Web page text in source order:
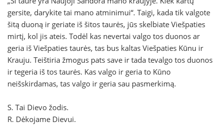
gersite, darykite tai mano atminimui“. Taigi, kada tik valgote
šitą duoną ir geriate iš šitos taurės, jūs skelbiate Viešpaties
mirtį, kol jis ateis. Todėl kas nevertai valgo tos duonos ar
geria iš Viešpaties taurės, tas bus kaltas Viešpaties Kūnu ir
Krauju. Teištiria žmogus pats save ir tada tevalgo tos duonos
ir tegeria iš tos taurės. Kas valgo ir geria to Kūno
neišskirdamas, tas valgo ir geria sau pasmerkimą.
S. Tai Dievo žodis.
R. Dėkojame Dievui.